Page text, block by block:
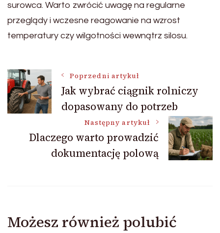
surowca. Warto zwrócić uwagę na regularne
przeglądy i wczesne reagowanie na wzrost
temperatury czy wilgotności wewnątrz silosu.
Nawigacja
wpisu
Poprzedni artykuł
Jak wybrać ciągnik rolniczy
dopasowany do potrzeb
Następny artykuł
Dlaczego warto prowadzić
dokumentację polową
Możesz również polubić